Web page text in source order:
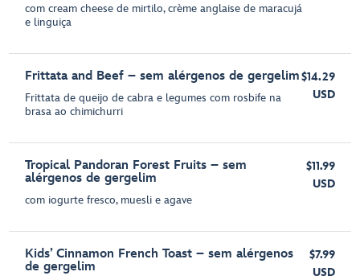
com cream cheese de mirtilo, crème anglaise de maracujá
e linguiça
Frittata and Beef – sem alérgenos de gergelim
Frittata de queijo de cabra e legumes com rosbife na
brasa ao chimichurri
$14.29
USD
Tropical Pandoran Forest Fruits – sem
alérgenos de gergelim
com iogurte fresco, muesli e agave
$11.99
USD
Kids’ Cinnamon French Toast – sem alérgenos
de gergelim
$7.99
USD